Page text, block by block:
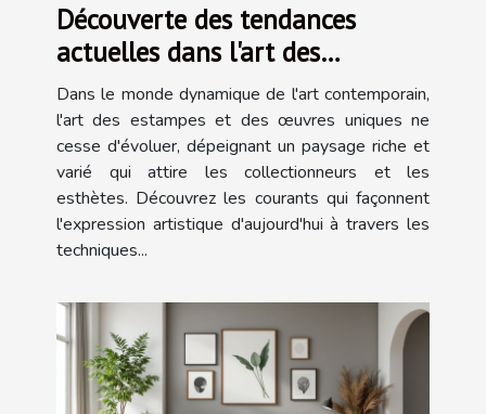
Découverte des tendances
actuelles dans l'art des
estampes et œuvres uniques
Dans le monde dynamique de l'art contemporain,
l'art des estampes et des œuvres uniques ne
cesse d'évoluer, dépeignant un paysage riche et
varié qui attire les collectionneurs et les
esthètes. Découvrez les courants qui façonnent
l'expression artistique d'aujourd'hui à travers les
techniques...